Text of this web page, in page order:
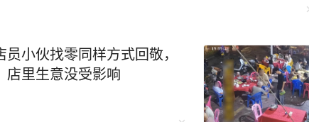
小伙找零同样方式回敬，
店里生意没受影响